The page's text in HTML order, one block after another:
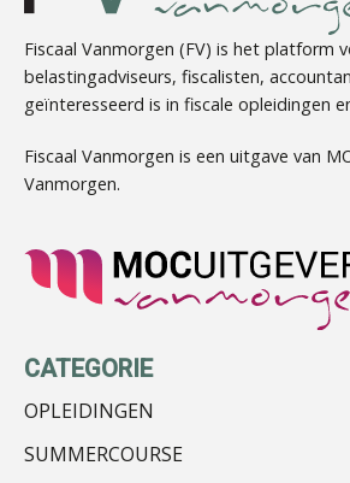
Kirsten
Patrick Wille
Fiscaal Vanmorgen (FV) is het platform
belastingadviseurs, fiscalisten,
geïnteresseerd is in fiscale opleidingen
Fiscaal Vanmorgen is een uitgave van
Vanmorgen.
CATEGORIE
OPLEIDINGEN
SUMMERCOURSE